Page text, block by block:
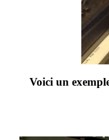
Voici un